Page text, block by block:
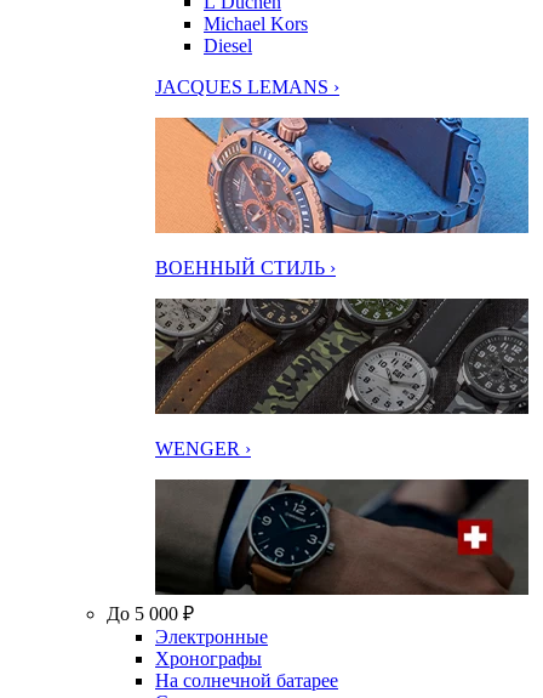
Michael Kors
Diesel
JACQUES LEMANS ›
ВОЕННЫЙ СТИЛЬ ›
WENGER ›
До 5 000 ₽
Электронные
Хронографы
На солнечной батарее